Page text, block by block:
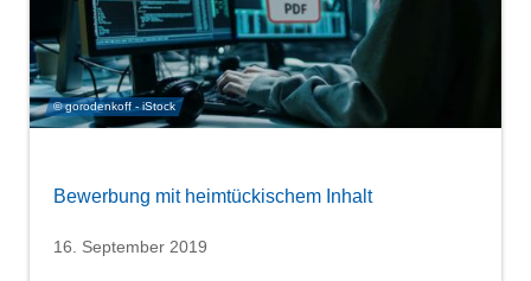
Bewerbung mit heimtückischem Inhalt
16. September 2019
© gorodenkoff - iStock